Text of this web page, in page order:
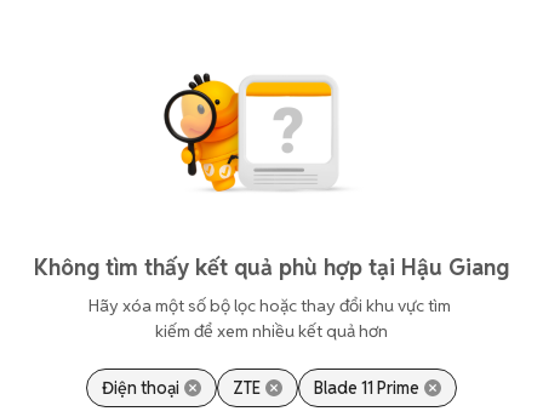
Không tìm thấy kết quả phù hợp tại Hậu Giang
Hãy xóa một số bộ lọc hoặc thay đổi khu vực tìm
kiếm để xem nhiều kết quả hơn
Điện thoại ZTE Blade 11 Prime